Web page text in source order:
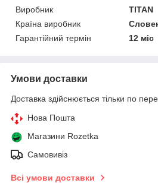
Виробник
TITAN
Країна виробник
Гарантійний термін
12 міс
Умови доставки
Доставка здійснюється тільки по
Нова Пошта
Магазини Rozetka
Самовивіз
Всі умови доставки